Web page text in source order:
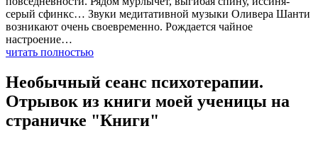
серый сфинкс… Звуки медитативной музыки Оливера Шанти
возникают очень своевременно. Рождается чайное
настроение…
читать полностью
Необычный сеанс психотерапии.
Отрывок из книги моей ученицы на
страничке "Книги"